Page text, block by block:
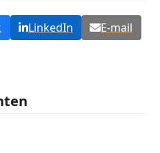
LinkedIn
E-mail